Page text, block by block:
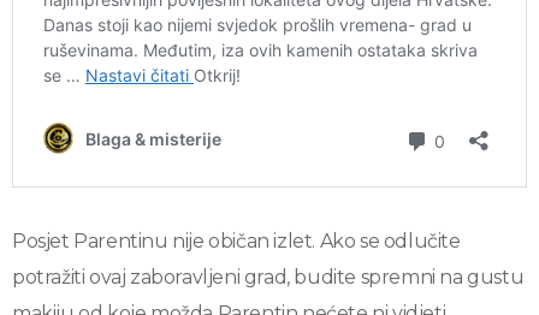
Posjet Parentinu nije običan izlet. Ako se odlučite
potražiti ovaj zaboravljeni grad, budite spremni na gustu